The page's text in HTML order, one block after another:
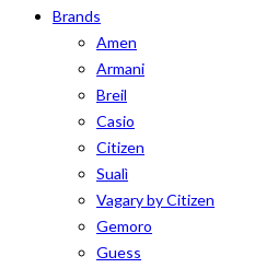
Brands
Amen
Armani
Breil
Casio
Citizen
Sualì
Vagary by Citizen
Gemoro
Guess